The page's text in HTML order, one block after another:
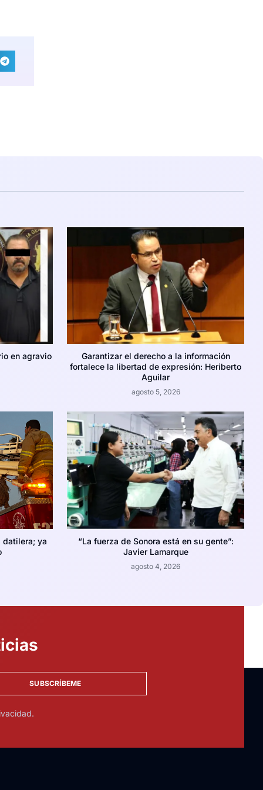
en agravio
Garantizar el derecho a la información
fortalece la libertad de expresión: Heriberto
Aguilar
agosto 5, 2026
datilera; ya
“La fuerza de Sonora está en su gente”:
Javier Lamarque
agosto 4, 2026
SUBSCRÍBEME